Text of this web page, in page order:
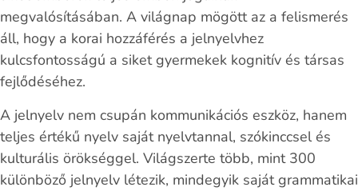
megvalósításában. A világnap mögött az a felismerés
áll, hogy a korai hozzáférés a jelnyelvhez
kulcsfontosságú a siket gyermekek kognitív és társas
fejlődéséhez.
A jelnyelv nem csupán kommunikációs eszköz, hanem
teljes értékű nyelv saját nyelvtannal, szókinccsel és
kulturális örökséggel. Világszerte több, mint 300
különböző jelnyelv létezik, mindegyik saját grammatikai